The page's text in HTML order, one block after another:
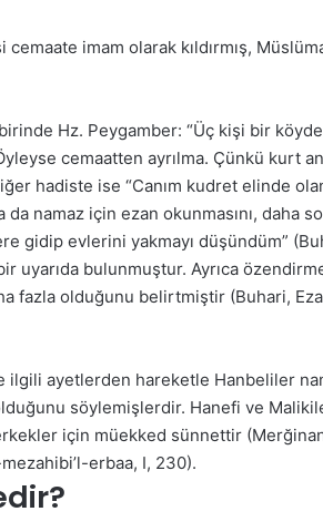
imam olarak kıldırmış,
Hz. Peygamber: “Üç kişi bir
cemaatten ayrılma. Çünkü kurt
hadiste ise “Canım kudret elinde
namaz için ezan okunmasını, daha
gidip evlerini yakmayı düşündüm”
uyarıda bulunmuştur. Ayrıca
fazla olduğunu belirtmiştir (Buhari,
ilgili ayetlerden hareketle Hanbeliler
söylemişlerdir. Hanefi ve
için müekked sünnettir
erbaa, I, 230).